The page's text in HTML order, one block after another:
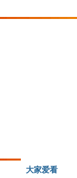
大家爱看